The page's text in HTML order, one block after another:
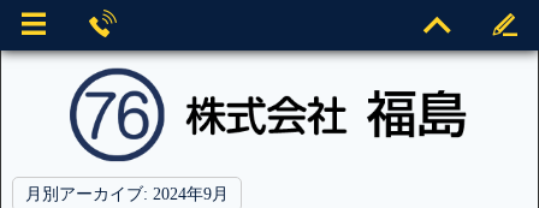
月別アーカイブ: 2024年9月